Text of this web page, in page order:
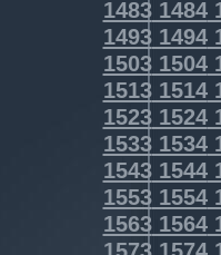
14831484
14931494
15031504
15131514
15231524
15331534
15431544
15531554
15631564